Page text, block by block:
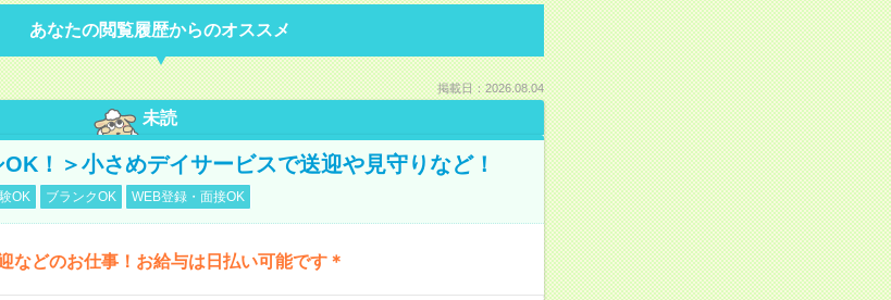
あなたの閲覧履歴からのオススメ
掲載日：2026.08.04
未読
！＞小さめデイサービスで送迎や見守りなど！
OK ブランクOK WEB登録・面接OK
どのお仕事！お給与は日払い可能です＊